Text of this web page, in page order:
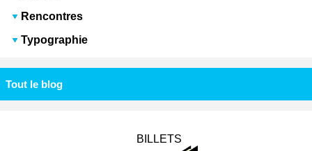
Rencontres
Typographie
Tout le blog
BILLETS